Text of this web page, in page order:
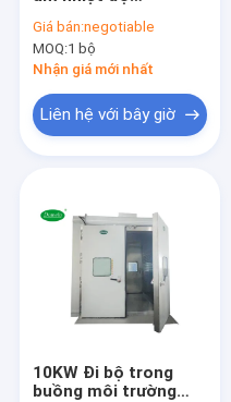
lạnh tùy chỉnh
Giá bán:negotiable
MOQ:1 bộ
Nhận giá mới nhất
Liên hệ với bây giờ
10KW Đi bộ trong
buồng môi trường